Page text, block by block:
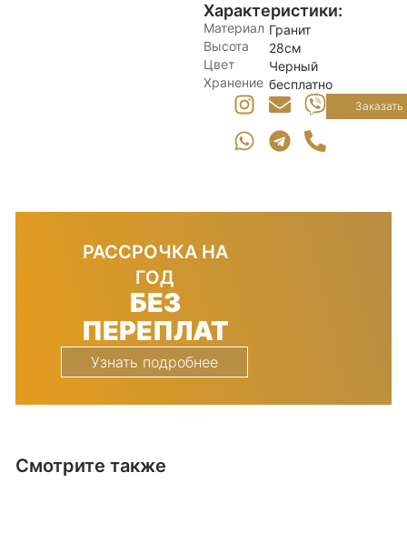
Характеристики:
Материал Гранит
Высота
28см
Цвет
Черный
Хранение бесплатно
Заказать
РАССРОЧКА НА
ГОД
БЕЗ
ПЕРЕПЛАТ
Узнать подробнее
Смотрите также